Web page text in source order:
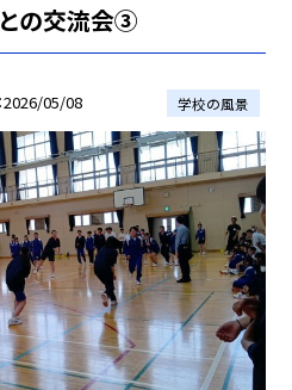
の交流会③
2026/05/08 学校の風景